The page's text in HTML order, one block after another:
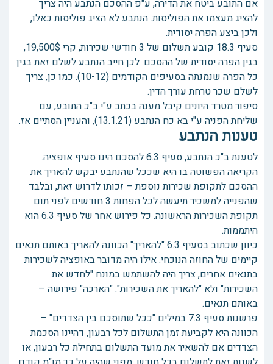
אם התובע ביטח את הדירה, ע"פ ההסכם הנתבע היה צריך
להציג מעצמו את הפוליסות. הנתבע לא הציג פוליסות כאלו,
ולכן ביצע הפרה יסודית.
סעיף 18.3 קובע תשלום של 3 חודשי שכירות, קרי 19,500$,
בגין הפרה יסודית של ההסכם. לכן חייב הנתבע לשלם זאת בגין
כל הפרה שנמנתה בסעיפים הקודמים (10-12). כמו כן, צריך
לשלם שכר טרחת עורך הדין.
סיפור מטרד היונים קיבל מענה בכתב ע"י ב"כ התובע, עם
שליחת הפניה ע"י בא כח הנתבע (13.1.21), והעניין הסתיים אז.
טענות הנתבע
לטענת ב"כ הנתבע, סעיף 6.3 להסכם הינו סעיף אופציה.
הקריאה הפשוטה בו היא שככל שהנתבע יבקש להאריך את
ההסכם לתקופת שכירות נוספת – זכותו לדרוש זאת, ובלבד
שהפנייה למשכיר תיעשה לכל הפחות 3 חודשים לפני תום
תקופת השכירות הראשונה. כל פירוש אחר של סעיף 6.3 הוא
היתממות.
כיוון שכתוב בסעיף 6.3 "להאריך" הכוונה להאריך באותם תנאים
קיימים של החוזה הנוכחי. אילו היה מדובר באופציה לשכירות
בתנאים אחרים, צריך היה להשתמש במונח "לחדש את
השכירות" ולא "להאריך את השכירות". "הארכה" פירושה –
באותם תנאים.
פרשנות סעיף 7.3 במילים "ככל שתוסכם בין הצדדים" –
הכוונה היא לקביעת זמן התשלום לכל רבעון, דהיינו הסכמת
הצדדים אם להשאיר את מועד התשלום בתחילת כל רבעון, או